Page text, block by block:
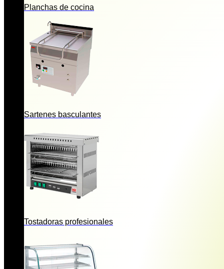
Planchas de cocina
Sartenes basculantes
Tostadoras profesionales